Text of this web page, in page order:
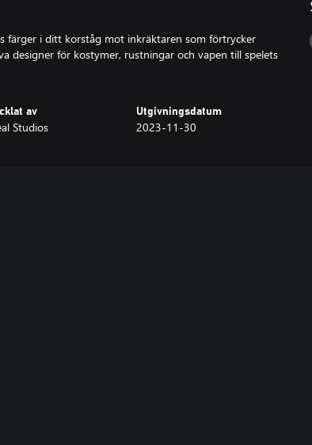
färger i ditt korståg mot inkräktaren som förtrycker
designer för kostymer, rustningar och vapen till spelets
av
Studios
Utgivningsdatum
2023-11-30